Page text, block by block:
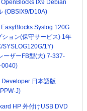
OpenBlocks IX9 Debian
(OBSIX9/D10A)
EasyBlocks Syslog 120G
ション(保守サービス) 1年
SYSLOG120G/1Y)
ーザーFB型(大) 7-337-
0040)
Developer 日本語版
J)
HP 外付けUSB DVD